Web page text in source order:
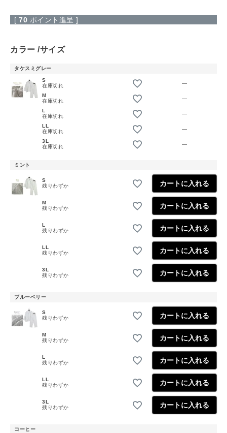
[ 70 ポイント進呈 ]
カラー サイズ
タケスミグレー
S
在庫切れ
—
M
在庫切れ
—
L
在庫切れ
—
LL
在庫切れ
—
3L
在庫切れ
—
ミント
S
残りわずか
カートに入れる
M
残りわずか
カートに入れる
L
残りわずか
カートに入れる
LL
残りわずか
カートに入れる
3L
残りわずか
カートに入れる
ブルーベリー
S
残りわずか
カートに入れる
M
残りわずか
カートに入れる
L
残りわずか
カートに入れる
LL
残りわずか
カートに入れる
3L
残りわずか
カートに入れる
コーヒー